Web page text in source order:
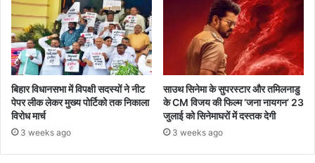
बिहार विधानसभा में विपक्षी सदस्यों ने नीट
पेपर लीक लेकर मुख्य पोर्टिको तक निकाला
विरोध मार्च
3 weeks ago
साउथ सिनेमा के सुपरस्टार और तमिलनाडु
के CM विजय की फिल्म ‘जना नायगन’ 23
जुलाई को सिनेमाघरों में दस्तक देगी
3 weeks ago